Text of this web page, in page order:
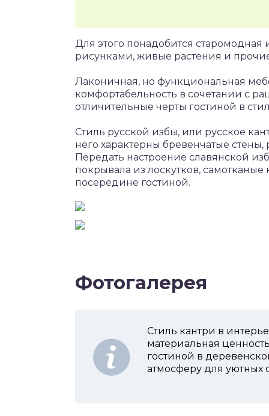
Для этого понадобится
рисунками, живые растения и
Лаконичная, но функциональная
комфортабельность в сочетании с
отличительные черты гостиной в
Стиль русской избы, или русское
него характерны бревенчатые
Передать настроение славянской
покрывала из лоскутков,
посередине гостиной.
Фотогалерея
Стиль кантри в
материальная
гостиной в
атмосферу для уютных